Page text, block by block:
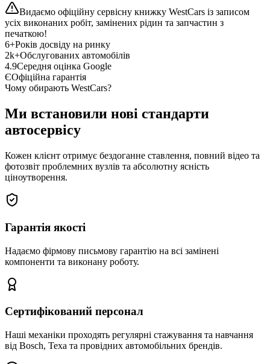
Видаємо офіційну сервісну книжку WestCars із записом
усіх виконаних робіт, замінених рідин та запчастин з
печаткою!
6+Років досвіду на ринку
2k+Обслугованих автомобілів
4.9Середня оцінка Google
ЄОфіційна гарантія
Чому обирають WestCars?
Ми встановили нові стандарти
автосервісу
Кожен клієнт отримує бездоганне ставлення, повний відео та
фотозвіт проблемних вузлів та абсолютну ясність
ціноутворення.
Гарантія якості
Надаємо фірмову письмову гарантію на всі замінені
компоненти та виконану роботу.
Сертифікований персонал
Наші механіки проходять регулярні стажування та навчання
від Bosch, Texa та провідних автомобільних брендів.